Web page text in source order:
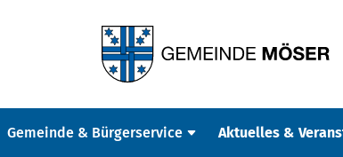
Gemeinde & Bürgerservice Aktuelles &